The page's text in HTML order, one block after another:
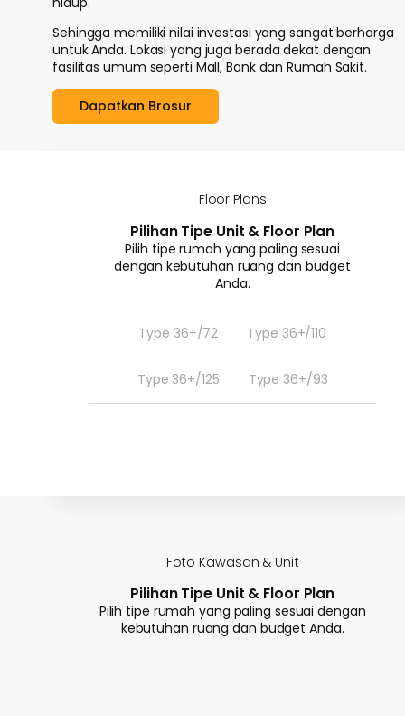
Sehingga memiliki nilai investasi yang sangat berharga
untuk Anda. Lokasi yang juga berada dekat dengan
fasilitas umum seperti Mall, Bank dan Rumah Sakit.
Dapatkan Brosur
Floor Plans
Pilihan Tipe Unit & Floor Plan
Pilih tipe rumah yang paling sesuai
dengan kebutuhan ruang dan budget
Anda.
Type 36+/72 Type 36+/110
Type 36+/125 Type 36+/93
Foto Kawasan & Unit
Pilihan Tipe Unit & Floor Plan
Pilih tipe rumah yang paling sesuai dengan
kebutuhan ruang dan budget Anda.